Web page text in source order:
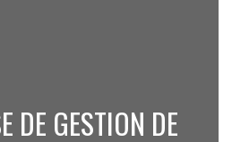
DE GESTION DE